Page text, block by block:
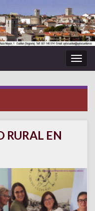
la
RURAL EN